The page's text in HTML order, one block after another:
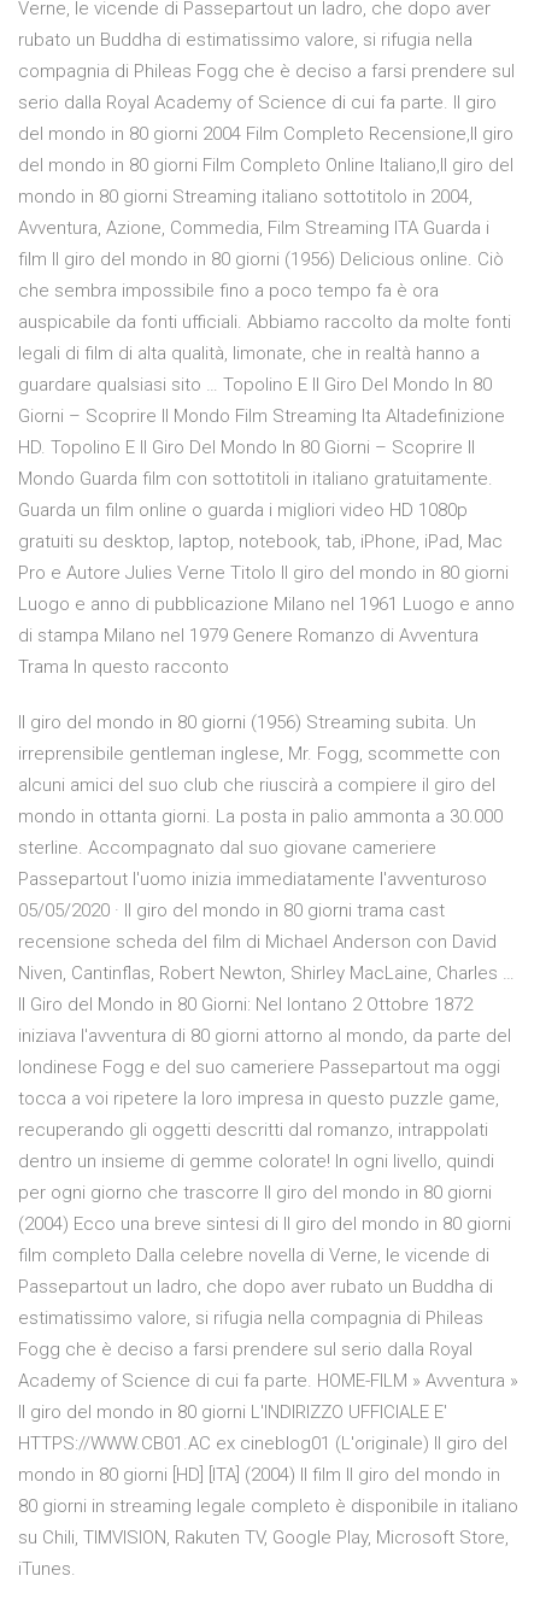
Verne, le vicende di Passepartout un ladro, che dopo aver
rubato un Buddha di estimatissimo valore, si rifugia nella
compagnia di Phileas Fogg che è deciso a farsi prendere sul
serio dalla Royal Academy of Science di cui fa parte. Il giro
del mondo in 80 giorni 2004 Film Completo Recensione,Il giro
del mondo in 80 giorni Film Completo Online Italiano,Il giro del
mondo in 80 giorni Streaming italiano sottotitolo in 2004,
Avventura, Azione, Commedia, Film Streaming ITA Guarda i
film Il giro del mondo in 80 giorni (1956) Delicious online. Ciò
che sembra impossibile fino a poco tempo fa è ora
auspicabile da fonti ufficiali. Abbiamo raccolto da molte fonti
legali di film di alta qualità, limonate, che in realtà hanno a
guardare qualsiasi sito … Topolino E Il Giro Del Mondo In 80
Giorni – Scoprire Il Mondo Film Streaming Ita Altadefinizione
HD. Topolino E Il Giro Del Mondo In 80 Giorni – Scoprire Il
Mondo Guarda film con sottotitoli in italiano gratuitamente.
Guarda un film online o guarda i migliori video HD 1080p
gratuiti su desktop, laptop, notebook, tab, iPhone, iPad, Mac
Pro e Autore Julies Verne Titolo Il giro del mondo in 80 giorni
Luogo e anno di pubblicazione Milano nel 1961 Luogo e anno
di stampa Milano nel 1979 Genere Romanzo di Avventura
Trama In questo racconto
Il giro del mondo in 80 giorni (1956) Streaming subita. Un
irreprensibile gentleman inglese, Mr. Fogg, scommette con
alcuni amici del suo club che riuscirà a compiere il giro del
mondo in ottanta giorni. La posta in palio ammonta a 30.000
sterline. Accompagnato dal suo giovane cameriere
Passepartout l'uomo inizia immediatamente l'avventuroso
05/05/2020 · Il giro del mondo in 80 giorni trama cast
recensione scheda del film di Michael Anderson con David
Niven, Cantinflas, Robert Newton, Shirley MacLaine, Charles …
Il Giro del Mondo in 80 Giorni: Nel lontano 2 Ottobre 1872
iniziava l'avventura di 80 giorni attorno al mondo, da parte del
londinese Fogg e del suo cameriere Passepartout ma oggi
tocca a voi ripetere la loro impresa in questo puzzle game,
recuperando gli oggetti descritti dal romanzo, intrappolati
dentro un insieme di gemme colorate! In ogni livello, quindi
per ogni giorno che trascorre Il giro del mondo in 80 giorni
(2004) Ecco una breve sintesi di Il giro del mondo in 80 giorni
film completo Dalla celebre novella di Verne, le vicende di
Passepartout un ladro, che dopo aver rubato un Buddha di
estimatissimo valore, si rifugia nella compagnia di Phileas
Fogg che è deciso a farsi prendere sul serio dalla Royal
Academy of Science di cui fa parte. HOME-FILM » Avventura »
Il giro del mondo in 80 giorni L'INDIRIZZO UFFICIALE E'
HTTPS://WWW.CB01.AC ex cineblog01 (L'originale) Il giro del
mondo in 80 giorni [HD] [ITA] (2004) Il film Il giro del mondo in
80 giorni in streaming legale completo è disponibile in italiano
su Chili, TIMVISION, Rakuten TV, Google Play, Microsoft Store,
iTunes.